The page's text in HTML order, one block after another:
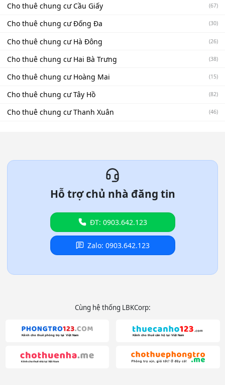
Cho thuê chung cư Cầu Giấy (67)
Cho thuê chung cư Đống Đa (30)
Cho thuê chung cư Hà Đông (26)
Cho thuê chung cư Hai Bà Trưng (38)
Cho thuê chung cư Hoàng Mai (15)
Cho thuê chung cư Tây Hồ (82)
Cho thuê chung cư Thanh Xuân (46)
Hỗ trợ chủ nhà đăng tin
ĐT: 0903.642.123
Zalo: 0903.642.123
Cùng hệ thống LBKCorp: